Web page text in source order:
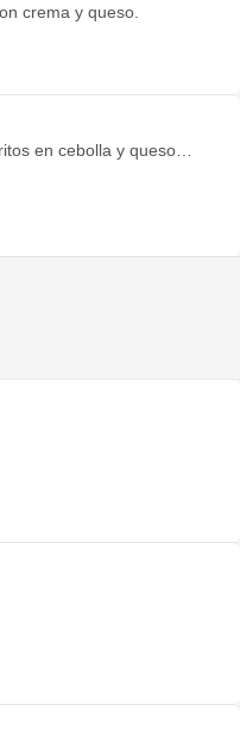
crema y queso.
cebolla y queso